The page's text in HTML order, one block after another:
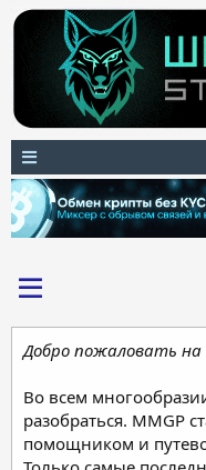
Добро пожаловать
Во всем
разобраться. MMGP
помощником и